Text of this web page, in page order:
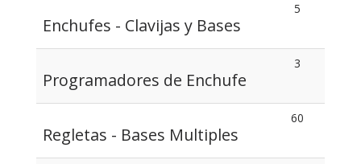
Enchufes - Clavijas y Bases
5
Programadores de Enchufe
3
Regletas - Bases Multiples
60